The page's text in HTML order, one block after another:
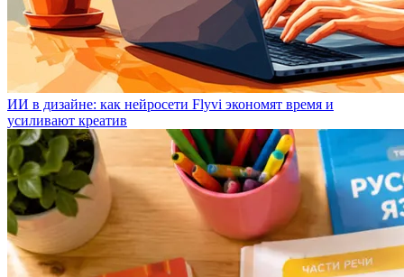
ИИ в дизайне: как нейросети Flyvi экономят время и
усиливают креатив